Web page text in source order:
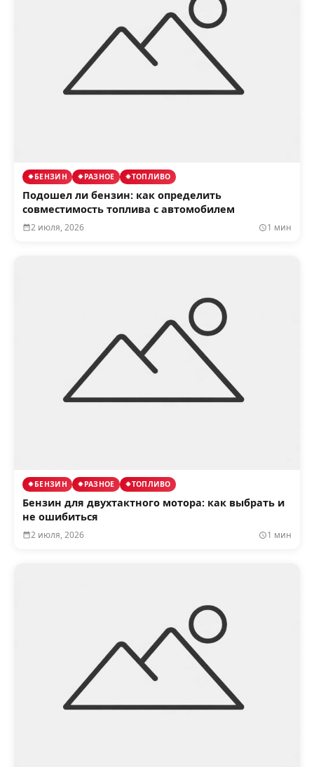
БЕНЗИН РАЗНОЕ ТОПЛИВО
Подошел ли бензин: как определить
совместимость топлива с автомобилем
2 июля, 2026 1 мин
БЕНЗИН РАЗНОЕ ТОПЛИВО
Бензин для двухтактного мотора: как выбрать и
не ошибиться
2 июля, 2026 1 мин